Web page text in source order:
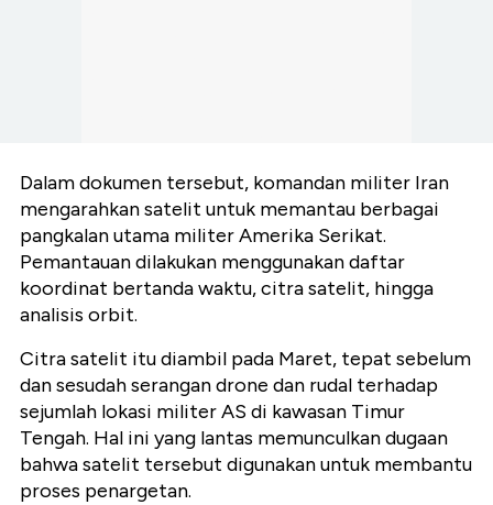
Dalam dokumen tersebut, komandan militer Iran
mengarahkan satelit untuk memantau berbagai
pangkalan utama militer Amerika Serikat.
Pemantauan dilakukan menggunakan daftar
koordinat bertanda waktu, citra satelit, hingga
analisis orbit.
Citra satelit itu diambil pada Maret, tepat sebelum
dan sesudah serangan drone dan rudal terhadap
sejumlah lokasi militer AS di kawasan Timur
Tengah. Hal ini yang lantas memunculkan dugaan
bahwa satelit tersebut digunakan untuk membantu
proses penargetan.